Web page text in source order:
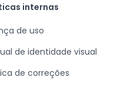
internas
de uso
de identidade visual
de correções